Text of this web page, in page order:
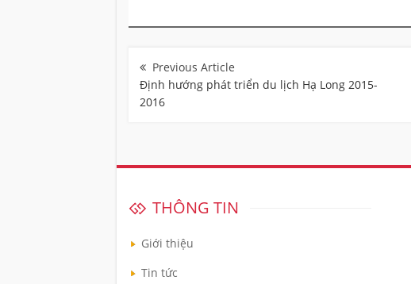
hướng
bài
viết
Định hướng phát triển du lịch Hạ Long 2015-
2016
THÔNG TIN
Giới thiệu
Tin tức